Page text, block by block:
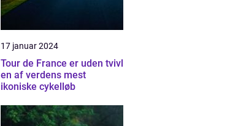
17 januar 2024
Tour de France er uden tvivl
en af verdens mest
ikoniske cykelløb